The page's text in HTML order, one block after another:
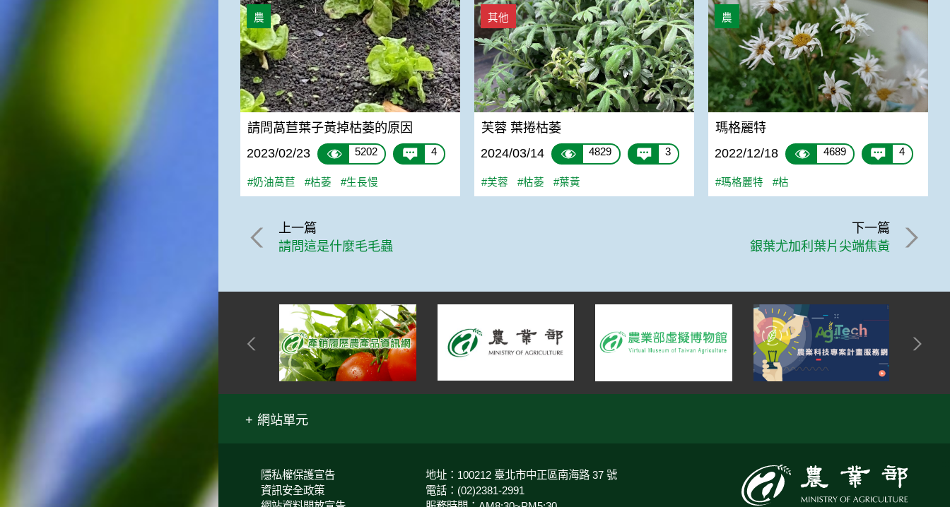
請問萵苣葉子黃掉枯萎的原因
農
請問萵苣葉子黃掉枯萎的原因
2023/02/23
5202 4
#奶油萵苣 #枯萎 #生長慢
芙蓉 葉捲枯萎
其他
芙蓉 葉捲枯萎
2024/03/14
4829 3
#芙蓉 #枯萎 #葉黃
瑪格麗特
農
瑪格麗特
2022/12/18
4689 4
#瑪格麗特 #枯
上一篇
請問這是什麼毛毛蟲
下一篇
銀葉尤加利葉片尖端焦黃
網站單元
隱私權保護宣告
資訊安全政策
地址：100212 臺北市中正區南海路 37 號
電話：(02)2381-2991